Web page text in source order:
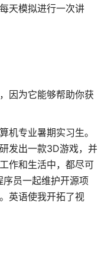
天模拟进行一次讲
因为它能够帮助你获
专业暑期实习生。
发出一款3D游戏，并
作和生活中，都尽可
员一起维护开源项
英语使我开拓了视